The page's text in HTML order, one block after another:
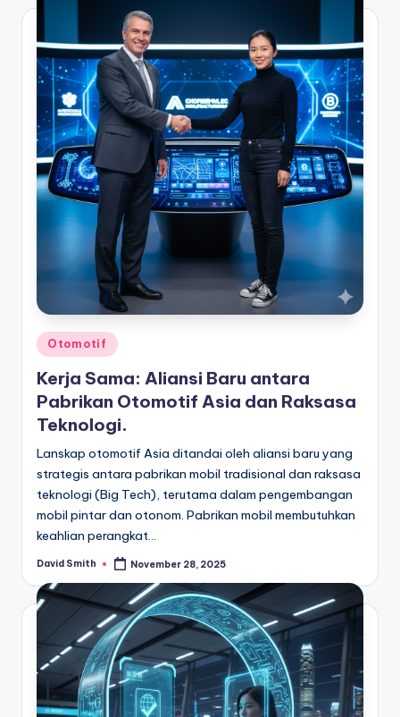
Posted
in
Otomotif
Kerja Sama: Aliansi Baru antara
Pabrikan Otomotif Asia dan Raksasa
Teknologi.
Lanskap otomotif Asia ditandai oleh aliansi baru yang
strategis antara pabrikan mobil tradisional dan raksasa
teknologi (Big Tech), terutama dalam pengembangan
mobil pintar dan otonom. Pabrikan mobil membutuhkan
keahlian perangkat…
Posted
David Smith November 28, 2025